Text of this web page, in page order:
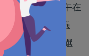
壇11月26日下午在
選人爭奪一個議
騫譽及Z2號候選